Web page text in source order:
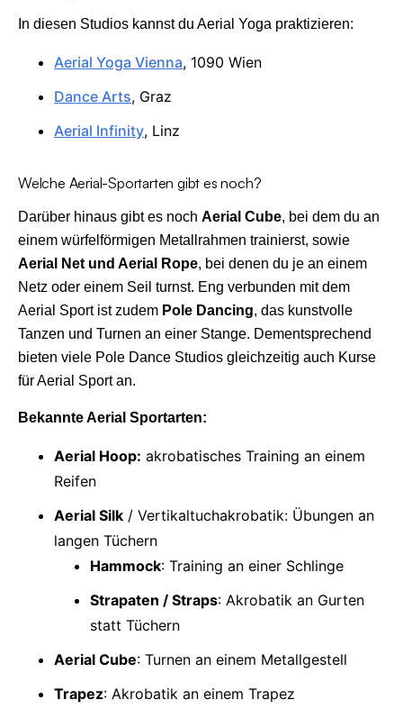
In diesen Studios kannst du Aerial Yoga praktizieren:
Aerial Yoga Vienna, 1090 Wien
Dance Arts, Graz
Aerial Infinity, Linz
Welche Aerial-Sportarten gibt es noch?
Darüber hinaus gibt es noch Aerial Cube, bei dem du an
einem würfelförmigen Metallrahmen trainierst, sowie
Aerial Net und Aerial Rope, bei denen du je an einem
Netz oder einem Seil turnst. Eng verbunden mit dem
Aerial Sport ist zudem Pole Dancing, das kunstvolle
Tanzen und Turnen an einer Stange. Dementsprechend
bieten viele Pole Dance Studios gleichzeitig auch Kurse
für Aerial Sport an.
Bekannte Aerial Sportarten:
Aerial Hoop: akrobatisches Training an einem
Reifen
Aerial Silk / Vertikaltuchakrobatik: Übungen an
langen Tüchern
Hammock: Training an einer Schlinge
Strapaten / Straps: Akrobatik an Gurten
statt Tüchern
Aerial Cube: Turnen an einem Metallgestell
Trapez: Akrobatik an einem Trapez